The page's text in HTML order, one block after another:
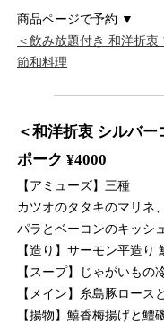
商品ページで予約 ▼
＜飲み放題付き 和洋折
節和料理
＜和洋折衷 シルバ
ポーク ¥4000
【アミューズ】三種
カツオのタタキのマリネ
パラとベーコンのキッシュ
【造り】サーモン平造り
【スープ】じゃがいもの
【メイン】糸島豚ロース
【揚物】鱚香梅揚げと鱧